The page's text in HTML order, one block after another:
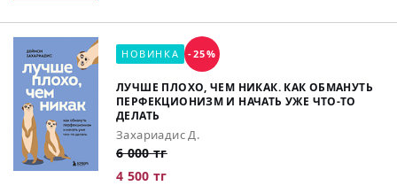
НОВИНКА -25%
ЛУЧШЕ ПЛОХО, ЧЕМ НИКАК. КАК ОБМАНУТЬ
ПЕРФЕКЦИОНИЗМ И НАЧАТЬ УЖЕ ЧТО-ТО
ДЕЛАТЬ
Захариадис Д.
6 000 тг
4 500 тг